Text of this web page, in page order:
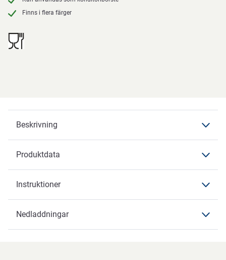
Finns i flera färger
Beskrivning
Produktdata
Instruktioner
Nedladdningar